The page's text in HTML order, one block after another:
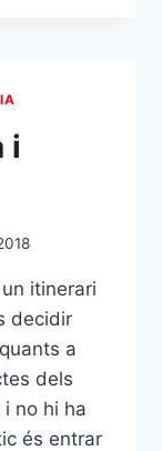
i
itinerari
decidir
a
dels
no hi ha
és entrar